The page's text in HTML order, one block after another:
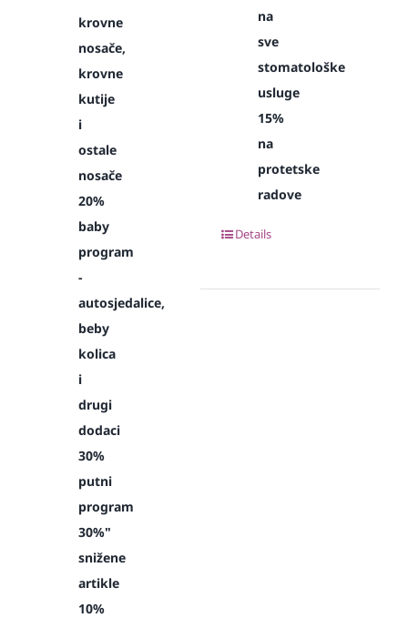
krovne
nosače,
krovne
kutije
i
ostale
nosače
20%
baby
program
-
autosjedalice,
beby
kolica
i
drugi
dodaci
30%
putni
program
30%"
snižene
artikle
10%
na
sve
stomatološke
usluge
15%
na
protetske
radove
Details